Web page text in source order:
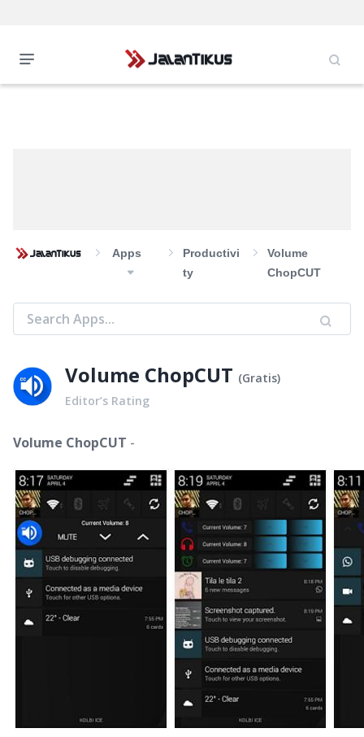
Apps
Productivi
Ty
Volume
ChopCUT
Volume ChopCUT (Gratis)
Editor’s Rating
Volume ChopCUT -